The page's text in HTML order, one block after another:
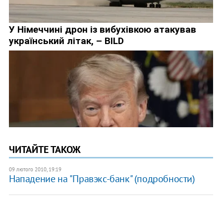
ЧИТАЙТЕ ТАКОЖ
09 лютого 2010, 19:19
Нападение на "Правэкс-банк" (подробности)